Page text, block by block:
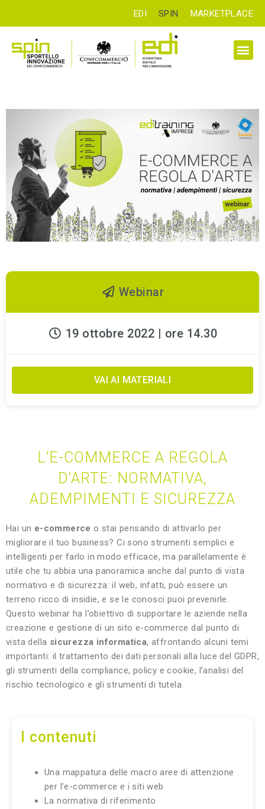
EDI SPIN MARKETPLACE
Webinar
19 ottobre 2022 | ore 14.30
VAI AI MATERIALI
L’E-COMMERCE A REGOLA
D’ARTE: NORMATIVA,
ADEMPIMENTI E SICUREZZA
Hai un e-commerce o stai pensando di attivarlo per
migliorare il tuo business? Ci sono strumenti semplici e
intelligenti per farlo in modo efficace, ma parallelamente è
utile che tu abbia una panoramica anche dal punto di vista
normativo e di sicurezza: il web, infatti, può essere un
terreno ricco di insidie, e se le conosci puoi prevenirle.
Questo webinar ha l’obiettivo di supportare le aziende nella
creazione e gestione di un sito e-commerce dal punto di
vista della sicurezza informatica, affrontando alcuni temi
importanti: il trattamento dei dati personali alla luce del GDPR,
gli strumenti della compliance, policy e cookie, l’analisi del
rischio tecnologico e gli strumenti di tutela.
I contenuti
Una mappatura delle macro aree di attenzione
per l’e-commerce e i siti web
La normativa di riferimento